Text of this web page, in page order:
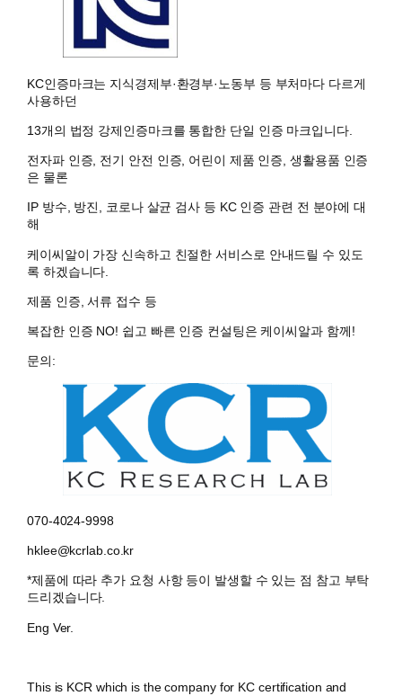
KC인증마크는 지식경제부·환경부·노동부 등 부처마다 다르게
사용하던
13개의 법정 강제인증마크를 통합한 단일 인증 마크입니다.
전자파 인증, 전기 안전 인증, 어린이 제품 인증, 생활용품 인증
은 물론
IP 방수, 방진, 코로나 살균 검사 등 KC 인증 관련 전 분야에 대
해
케이씨알이 가장 신속하고 친절한 서비스로 안내드릴 수 있도
록 하겠습니다.
제품 인증, 서류 접수 등
복잡한 인증 NO! 쉽고 빠른 인증 컨설팅은 케이씨알과 함께!
문의:
070-4024-9998
hklee@kcrlab.co.kr
*제품에 따라 추가 요청 사항 등이 발생할 수 있는 점 참고 부탁
드리겠습니다.
Eng Ver.
This is KCR which is the company for KC certification and